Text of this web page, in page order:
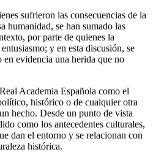
sufrieron las consecuencias de la
humanidad, se han sumado las
por parte de quienes la
y en esta discusión, se
en evidencia una herida que no
Academia Española como el
histórico o de cualquier otra
hecho. Desde un punto de vista
como los antecedentes culturales,
dan el entorno y se relacionan con
histórica.